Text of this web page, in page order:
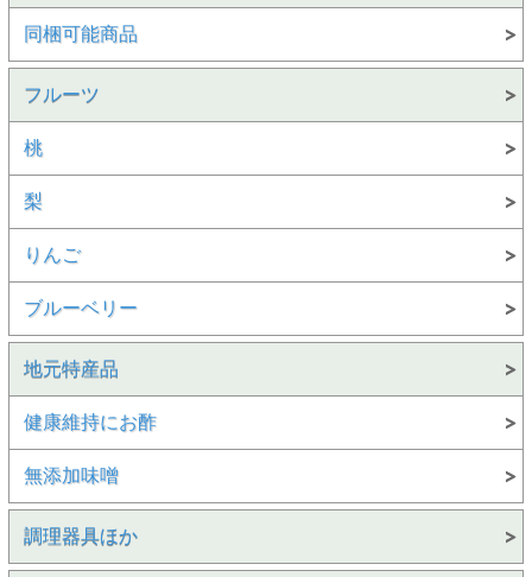
同梱可能商品
フルーツ
桃
梨
りんご
ブルーベリー
地元特産品
健康維持にお酢
無添加味噌
調理器具ほか